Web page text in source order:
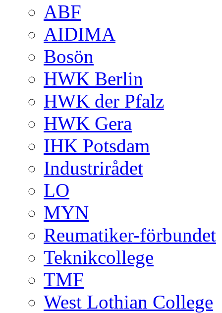
ABF
AIDIMA
Bosön
HWK Berlin
HWK der Pfalz
HWK Gera
IHK Potsdam
Industrirådet
LO
MYN
Reumatiker-förbundet
Teknikcollege
TMF
West Lothian College